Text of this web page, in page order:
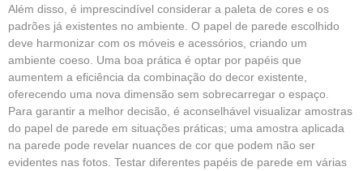
Além disso, é imprescindível considerar a paleta de cores e os
padrões já existentes no ambiente. O papel de parede escolhido
deve harmonizar com os móveis e acessórios, criando um
ambiente coeso. Uma boa prática é optar por papéis que
aumentem a eficiência da combinação do decor existente,
oferecendo uma nova dimensão sem sobrecarregar o espaço.
Para garantir a melhor decisão, é aconselhável visualizar amostras
do papel de parede em situações práticas; uma amostra aplicada
na parede pode revelar nuances de cor que podem não ser
evidentes nas fotos. Testar diferentes papéis de parede em várias